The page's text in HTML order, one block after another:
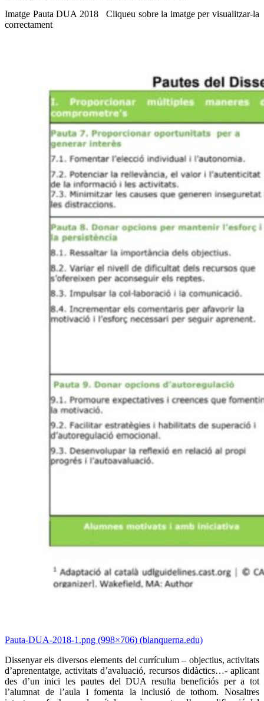
Imatge Pauta DUA 2018 Cliqueu sobre la imatge per visualitzar-la
correctament
Pauta-DUA-2018-1.png (998×706) (blanquerna.edu)
Dissenyar els diversos elements del currículum – objectius, activitats
d’aprenentatge, activitats d’avaluació, recursos didàctics…- aplicant
des d’un inici les pautes del DUA resulta beneficiós per a tot
l’alumnat de l’aula i fomenta la inclusió de tothom. Nosaltres